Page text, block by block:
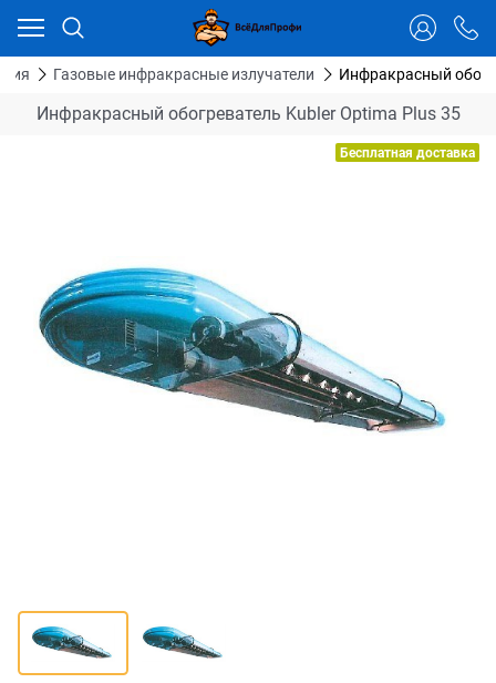
Газовые инфракрасные излучатели Инфракрасный
Инфракрасный обогреватель Kubler Optima Plus 35
Бесплатная доставка
Ваш город - Тюмень,
угадали?
ДА НЕТ